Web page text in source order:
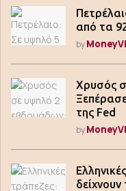
από τα
by
Χρυσός
της Fed
by